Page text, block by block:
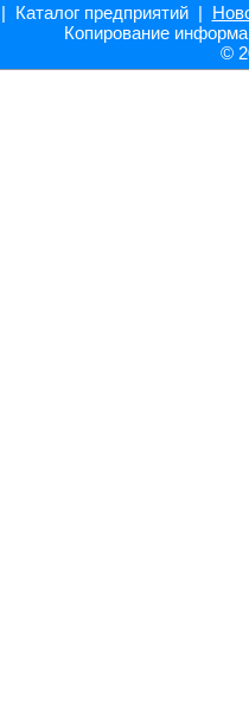
| Каталог предприятий |
Копирование
©